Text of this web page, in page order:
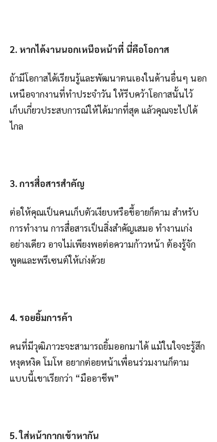
2. หากได้งานนอกเหนือหน้าที่ นี่คือโอกาส
ถ้ามีโอกาสได้เรียนรู้และพัฒนาตนเองในด้านอื่นๆ นอก
เหนือจากงานที่ทำประจำวัน ให้รีบคว้าโอกาสนั้นไว้
เก็บเกี่ยวประสบการณ์ให้ได้มากที่สุด แล้วคุณจะไปได้
ไกล
3. การสื่อสารสำคัญ
ต่อให้คุณเป็นคนเก็บตัวเงียบหรือขี้อายก็ตาม สำหรับ
การทำงาน การสื่อสารเป็นสิ่งสำคัญเสมอ ทำงานเก่ง
อย่างเดียว อาจไม่เพียงพอต่อความก้าวหน้า ต้องรู้จัก
พูดและพรีเซนต์ให้เก่งด้วย
4. รอยยิ้มการค้า
คนที่มีวุฒิภาวะจะสามารถยิ้มออกมาได้ แม้ในใจจะรู้สึก
หงุดหงิด โมโห อยากต่อยหน้าเพื่อนร่วมงานก็ตาม
แบบนี้เขาเรียกว่า “มืออาชีพ”
5. ใส่หน้ากากเข้าหากัน